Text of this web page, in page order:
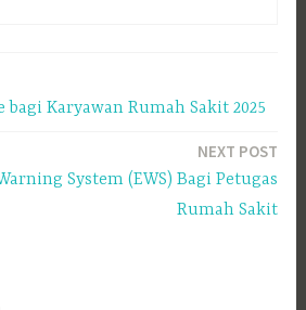
bagi Karyawan Rumah Sakit 2025
NEXT POST
System (EWS) Bagi Petugas
Rumah Sakit